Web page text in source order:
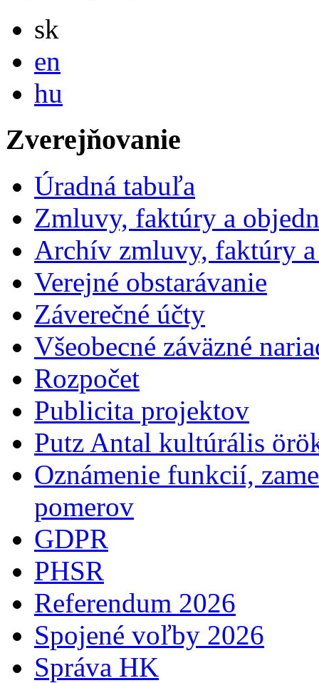
sk
en
hu
Zverejňovanie
Úradná tabuľa
Zmluvy, faktúry a
Archív zmluvy, faktúry
Verejné obstarávanie
Záverečné účty
Všeobecné záväzné
Rozpočet
Publicita projektov
Putz Antal kultúrális
Oznámenie funkcií,
pomerov
GDPR
PHSR
Referendum 2026
Spojené voľby 2026
Správa HK